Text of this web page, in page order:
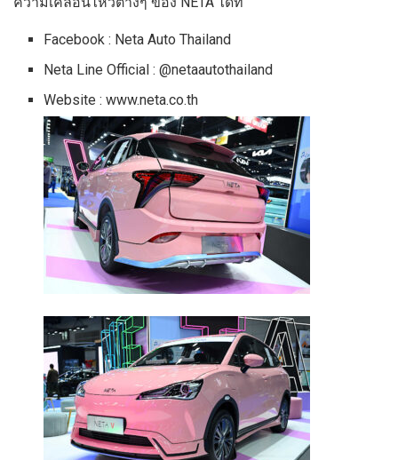
Facebook : Neta Auto Thailand
Neta Line Official : @netaautothailand
Website : www.neta.co.th